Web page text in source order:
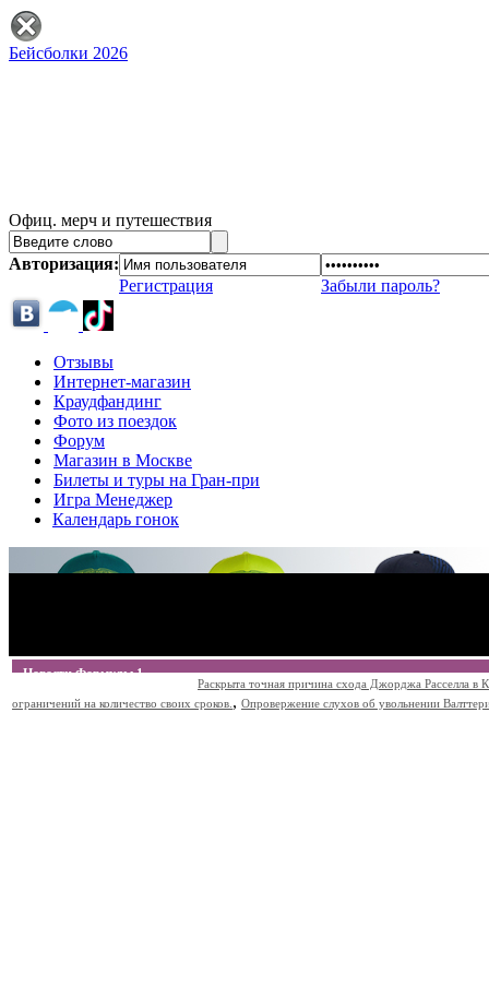
Бейсболки 2026
Офиц. мерч и путешествия
Авторизация:
Регистрация
Забыли пароль?
Отзывы
Интернет-магазин
Краудфандинг
Фото из поездок
Форум
Магазин в Москве
Билеты и туры на Гран-при
Игра Менеджер
Календарь гонок
Новости Формулы 1
Раскрыта точная причина схода Джорджа Расселла в
ограничений на количество своих сроков. , Опровержение слухов об увольнении